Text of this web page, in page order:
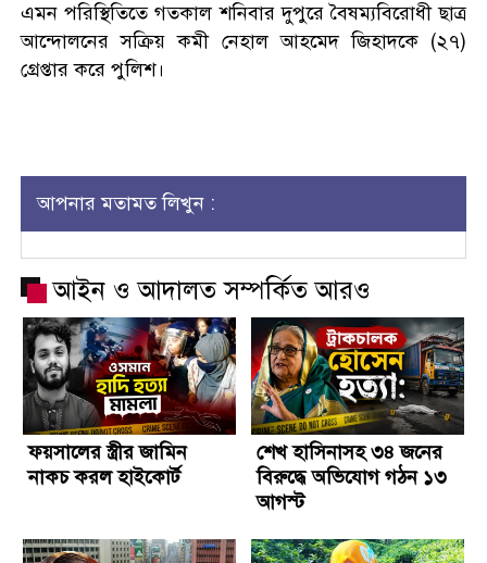
এমন পরিস্থিতিতে গতকাল শনিবার দুপুরে বৈষম্যবিরোধী ছাত্র
আন্দোলনের সক্রিয় কমী নেহাল আহমেদ জিহাদকে (২৭)
গ্রেপ্তার করে পুলিশ।
আপনার মতামত লিখুন :
আইন ও আদালত সম্পর্কিত আরও
ফয়সালের স্ত্রীর জামিন
নাকচ করল হাইকোর্ট
শেখ হাসিনাসহ ৩৪ জনের
বিরুদ্ধে অভিযোগ গঠন ১৩
আগস্ট